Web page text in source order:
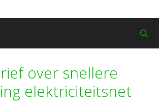
over snellere
elektriciteitsnet